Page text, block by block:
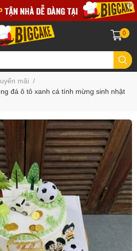
0
mãi /
đá ô tô xanh cá tính mừng sinh nhật